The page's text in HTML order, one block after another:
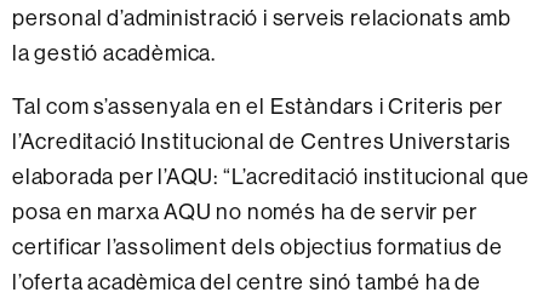
personal d’administració i serveis relacionats amb
la gestió acadèmica.
Tal com s’assenyala en el Estàndars i Criteris per
l’Acreditació Institucional de Centres Universtaris
elaborada per l’AQU: “L’acreditació institucional que
posa en marxa AQU no només ha de servir per
certificar l’assoliment dels objectius formatius de
l’oferta acadèmica del centre sinó també ha de